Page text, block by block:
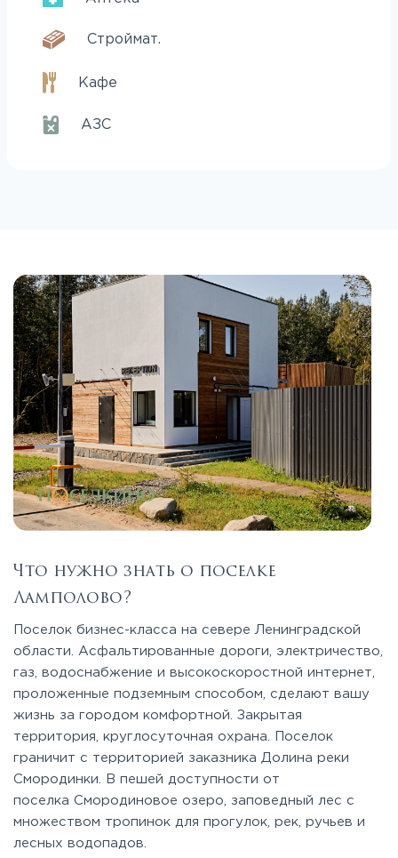
Строймат.
Кафе
АЗС
Что нужно знать о поселке
Ламполово?
Поселок бизнес-класса на севере Ленинградской
области. Асфальтированные дороги, электричество,
газ, водоснабжение и высокоскоростной интернет,
проложенные подземным способом, сделают вашу
жизнь за городом комфортной. Закрытая
территория, круглосуточная охрана. Поселок
граничит с территорией заказника Долина реки
Смородинки. В пешей доступности от
поселка Смородиновое озеро, заповедный лес с
множеством тропинок для прогулок, рек, ручьев и
лесных водопадов.